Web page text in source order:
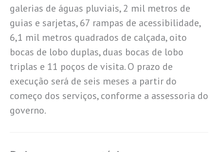
galerias de águas pluviais, 2 mil metros de
guias e sarjetas, 67 rampas de acessibilidade,
6,1 mil metros quadrados de calçada, oito
bocas de lobo duplas, duas bocas de lobo
triplas e 11 poços de visita. O prazo de
execução será de seis meses a partir do
começo dos serviços, conforme a assessoria do
governo.